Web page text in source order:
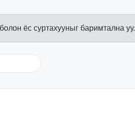
ёс суртахууныг баримтална уу.